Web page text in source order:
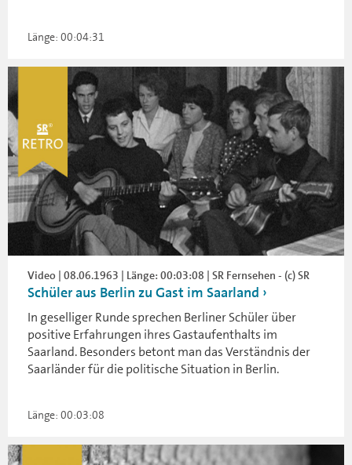
Länge: 00:04:31
Video | 08.06.1963 | Länge: 00:03:08 | SR Fernsehen - (c) SR
Schüler aus Berlin zu Gast im Saarland
In geselliger Runde sprechen Berliner Schüler über
positive Erfahrungen ihres Gastaufenthalts im
Saarland. Besonders betont man das Verständnis der
Saarländer für die politische Situation in Berlin.
Länge: 00:03:08